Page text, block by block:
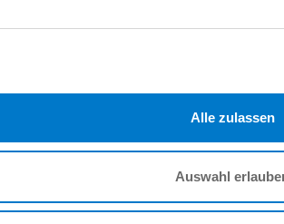
Alle zulassen
Auswahl
Copyright © ZIMMER GROUP 2026